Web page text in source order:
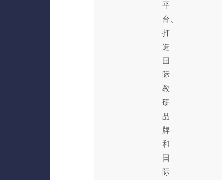
平
台、
打
造
国
际
教
研
品
牌
和
国
际